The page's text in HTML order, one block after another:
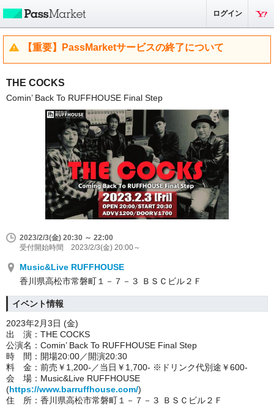
ログイン
【重要】PassMarketサービスの終了について
THE COCKS
Comin’ Back To RUFFHOUSE Final Step
2023/2/3(金) 20:30 ～ 22:00
受付開始時間 2023/2/3(金) 20:00～
Music&Live RUFFHOUSE
香川県高松市常磐町１－７－３ ＢＳＣビル２Ｆ
イベント情報
2023年2月3日 (金)
出 演：THE COCKS
公演名：Comin’ Back To RUFFHOUSE Final Step
時 間：開場20:00／開演20:30
料 金：前売￥1,200-／当日￥1,700- ※ドリンク代別途￥600-
会 場：Music&Live RUFFHOUSE
(https://www.barruffhouse.com/)
住 所：香川県高松市常磐町１－７－３ ＢＳＣビル２Ｆ